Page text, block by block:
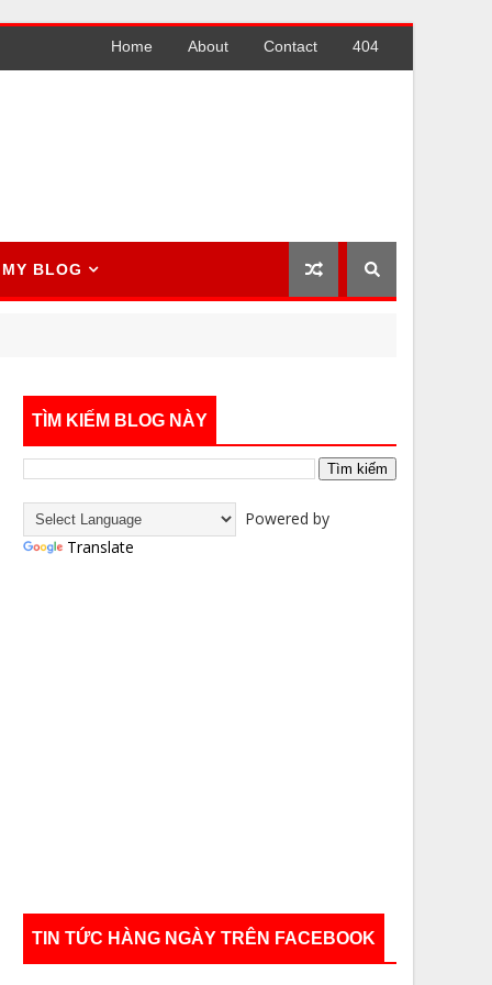
Home About Contact 404
MY BLOG
TÌM KIẾM BLOG NÀY
Powered by
Translate
TIN TỨC HÀNG NGÀY TRÊN FACEBOOK